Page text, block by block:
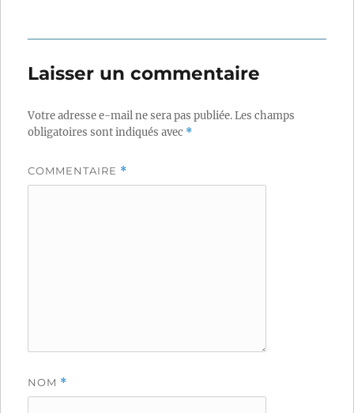
Laisser un commentaire
Votre adresse e-mail ne sera pas publiée.Les champs
obligatoires sont indiqués avec *
COMMENTAIRE *
NOM *